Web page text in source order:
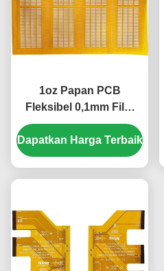
1oz Papan PCB
Fleksibel 0,1mm Film
Sampul Kuning 1
Lapisan PCB Fleksibel
Dapatkan Harga Terbaik